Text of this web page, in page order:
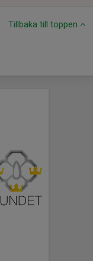
Tillbaka till toppen